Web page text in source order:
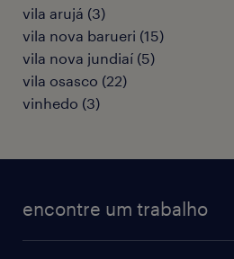
vila arujá (3)
vila nova barueri (15)
vila nova jundiaí (5)
vila osasco (22)
vinhedo (3)
encontre um trabalho